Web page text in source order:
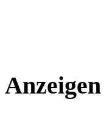
Anzeigen